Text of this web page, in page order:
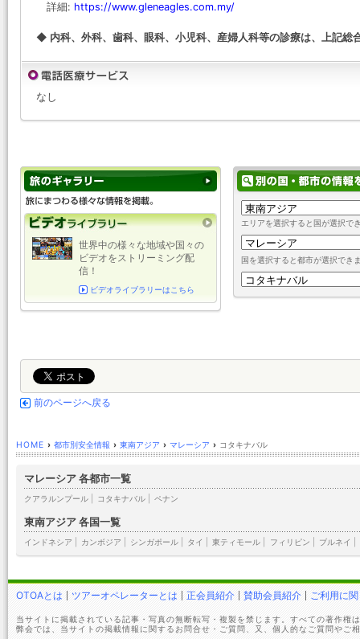
詳細: https://www.gleneagles.com.my/
◆ 内科、外科、歯科、眼科、小児科、産婦人科等の診療は、上記総
なし
エリアを選択すると国が選択で
国を選択すると都市が選択でき
世界中の様々な地域や国々の
ビデオをストリーミング配
信！
ビデオライブラリーはこちら
前のページへ戻る
HOME › 都市別安全情報 › 東南アジア › マレーシア › コタキナバル
マレーシア 各都市一覧
クアラルンプール コタキナバル ペナン
東南アジア 各国一覧
インドネシア カンボジア シンガポール タイ 東ティモール フィリピン ブルネイ
OTOAとは ツアーオペレーターとは 正会員紹介 賛助会員紹介 ご利用に
当サイトに掲載されている記事・写真の無断転写・複製を禁じます。すべての著作権
弊会では、当サイトの掲載情報に関するお問合せ・ご質問、又、個人的なご質問やご